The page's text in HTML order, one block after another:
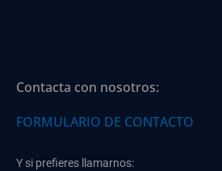
Contacta con nosotros:
FORMULARIO DE CONTACTO
Y si prefieres llamarnos: